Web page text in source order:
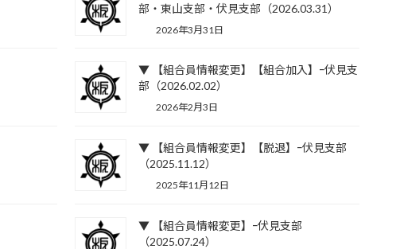
部・東山支部・伏見支部（2026.03.31）
2026年3月31日
▼ 【組合員情報変更】【組合加入】ｰ伏見支
部（2026.02.02）
2026年2月3日
▼ 【組合員情報変更】【脱退】ｰ伏見支部
（2025.11.12）
2025年11月12日
▼ 【組合員情報変更】ｰ伏見支部
（2025.07.24）